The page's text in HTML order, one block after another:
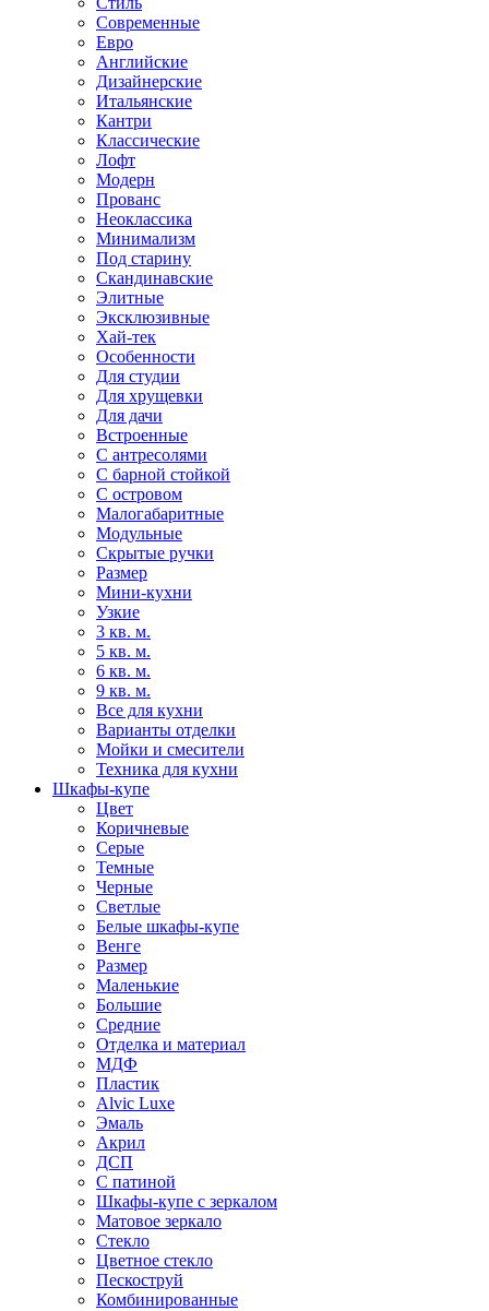
Современные
Евро
Английские
Дизайнерские
Итальянские
Кантри
Классические
Лофт
Модерн
Прованс
Неоклассика
Минимализм
Под старину
Скандинавские
Элитные
Эксклюзивные
Хай-тек
Особенности
Для студии
Для хрущевки
Для дачи
Встроенные
С антресолями
С барной стойкой
С островом
Малогабаритные
Модульные
Скрытые ручки
Размер
Мини-кухни
Узкие
3 кв. м.
5 кв. м.
6 кв. м.
9 кв. м.
Все для кухни
Варианты отделки
Мойки и смесители
Техника для кухни
Шкафы-купе
Цвет
Коричневые
Серые
Темные
Черные
Светлые
Белые шкафы-купе
Венге
Размер
Маленькие
Большие
Средние
Отделка и материал
МДФ
Пластик
Alvic Luxe
Эмаль
Акрил
ДСП
С патиной
Шкафы-купе с зеркалом
Матовое зеркало
Стекло
Цветное стекло
Пескоструй
Комбинированные